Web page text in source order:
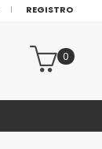
REGISTRO
0